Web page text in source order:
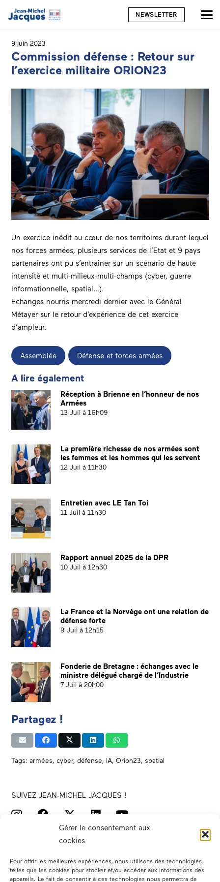
Gérer le consentement aux
cookies
Pour offrir les meilleures expériences, nous utilisons des technologies
telles que les cookies pour stocker et/ou accéder aux informations des
appareils. Le fait de consentir à ces technologies nous permettra de
NEWSLETTER
9 juin 2023
Commission défense : Retour sur
l’exercice militaire ORION23
Un exercice inédit au cœur de nos territoires durant lequel
nos forces armées, plusieurs services de l’Etat et 9 pays
partenaires ont pu s’entraîner sur un scénario de haute
intensité et multi-milieux-multi-champs (cyber, guerre
informationnelle, spatial…).
Echanges nourris mercredi dernier avec le Général
Métayer sur le retour d’expérience de cet exercice
d’ampleur.
Assemblée Défense et forces armées
A lire également
Réception à Brienne en l’honneur de nos
Armées
13 Juil à 16h09
La première richesse de nos armées sont
les femmes et les hommes qui les servent
12 Juil à 11h30
Entretien avec LE Tan Toi
11 Juil à 11h30
Rapport annuel 2025 de la DPR
10 Juil à 12h30
La France et la Norvège ont une relation de
défense forte
9 Juil à 12h15
Fonderie de Bretagne : échanges avec le
ministre délégué chargé de l’Industrie
7 Juil à 20h00
Partagez !
Tags: armées, cyber, défense, IA, Orion23, spatial
SUIVEZ JEAN-MICHEL JACQUES !